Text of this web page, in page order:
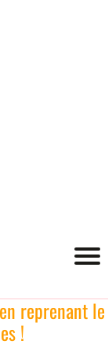
reprenant le
!